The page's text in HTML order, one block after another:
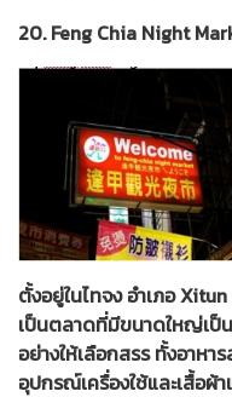
20. Feng Chia Night
ตั้งอยู่ในไทจง อำเภอ
เป็นตลาดที่มีขนาดใหญ่เป็
อย่างให้เลือกสรร ทั้งอาหา
อุปกรณ์เครื่องใช้และเสื้อผ้